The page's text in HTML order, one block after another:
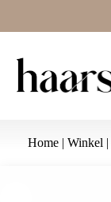
de
Home | Winkel |